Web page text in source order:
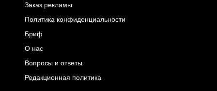
Заказ рекламы
Политика конфиденциальности
Бриф
О нас
Вопросы и ответы
Редакционная политика